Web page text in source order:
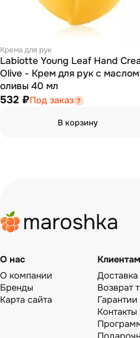
Крема для рук
Labiotte Young Leaf Hand
Olive - Крем для рук с маслом
оливы 40 мл
532 ₽Под заказ
В корзину
О нас
О компании
Бренды
Карта сайта
Клиентам
Возврат
Гарантии
Контакты